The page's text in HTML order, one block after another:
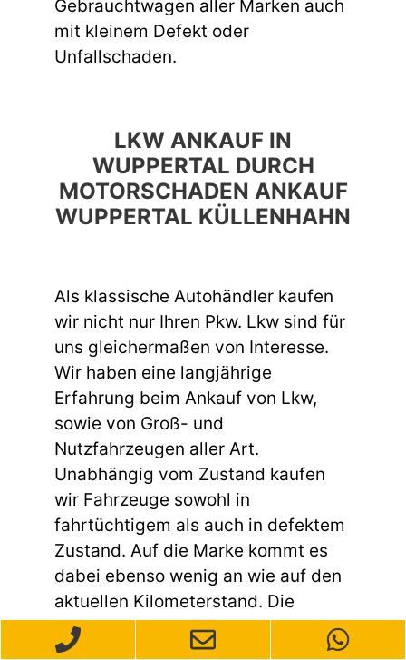
Gebrauchtwagen aller Marken auch
mit kleinem Defekt oder
Unfallschaden.
LKW ANKAUF IN
WUPPERTAL DURCH
MOTORSCHADEN ANKAUF
WUPPERTAL KÜLLENHAHN
Als klassische Autohändler kaufen
wir nicht nur Ihren Pkw. Lkw sind für
uns gleichermaßen von Interesse.
Wir haben eine langjährige
Erfahrung beim Ankauf von Lkw,
sowie von Groß- und
Nutzfahrzeugen aller Art.
Unabhängig vom Zustand kaufen
wir Fahrzeuge sowohl in
fahrtüchtigem als auch in defektem
Zustand. Auf die Marke kommt es
dabei ebenso wenig an wie auf den
aktuellen Kilometerstand. Die
Kriterien für die Bewertung des Lkw
entsprechen in der Regel denen, die